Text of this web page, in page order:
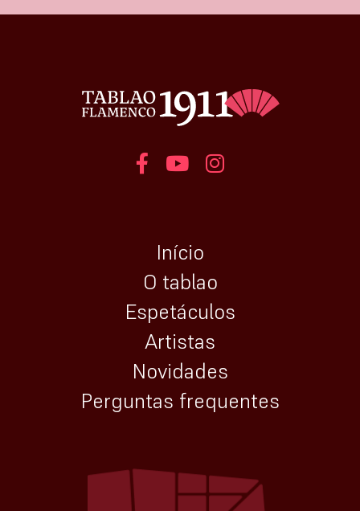
Início
O tablao
Espetáculos
Artistas
Novidades
Perguntas frequentes